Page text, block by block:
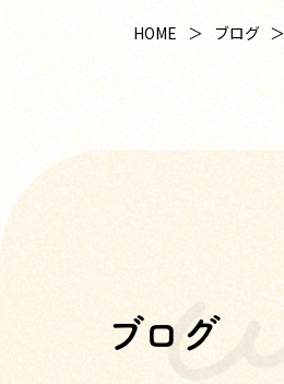
HOME ブログ
ブログ